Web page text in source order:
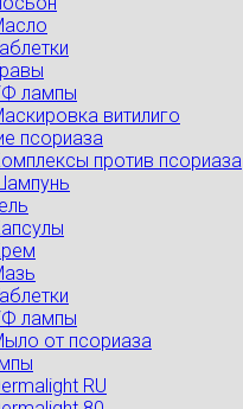
лампы
витилиго
псориаза
против псориаза
лампы
от псориаза
RU